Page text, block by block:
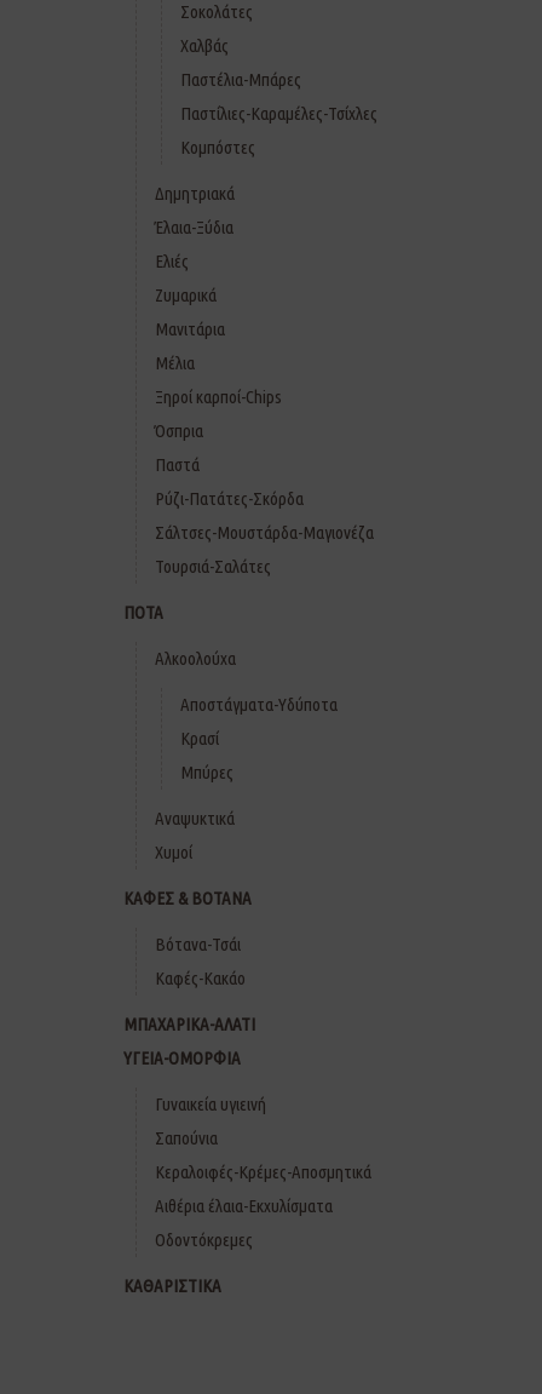
Σοκολάτες
Χαλβάς
Παστέλια-Μπάρες
Παστίλιες-Καραμέλες-Τσίχλες
Κομπόστες
Δημητριακά
Έλαια-Ξύδια
Ελιές
Ζυμαρικά
Μανιτάρια
Μέλια
Ξηροί καρποί-Chips
Όσπρια
Παστά
Ρύζι-Πατάτες-Σκόρδα
Σάλτσες-Μουστάρδα-Μαγιονέζα
Τουρσιά-Σαλάτες
ΠΟΤΑ
Αλκοολούχα
Αποστάγματα-Υδύποτα
Κρασί
Μπύρες
Αναψυκτικά
Χυμοί
ΚΑΦΕΣ & ΒΟΤΑΝΑ
Βότανα-Τσάι
Καφές-Κακάο
ΜΠΑΧΑΡΙΚΑ-ΑΛΑΤΙ
ΥΓΕΙΑ-ΟΜΟΡΦΙΑ
Γυναικεία υγιεινή
Σαπούνια
Κεραλοιφές-Κρέμες-Αποσμητικά
Αιθέρια έλαια-Εκχυλίσματα
Οδοντόκρεμες
ΚΑΘΑΡΙΣΤΙΚΑ